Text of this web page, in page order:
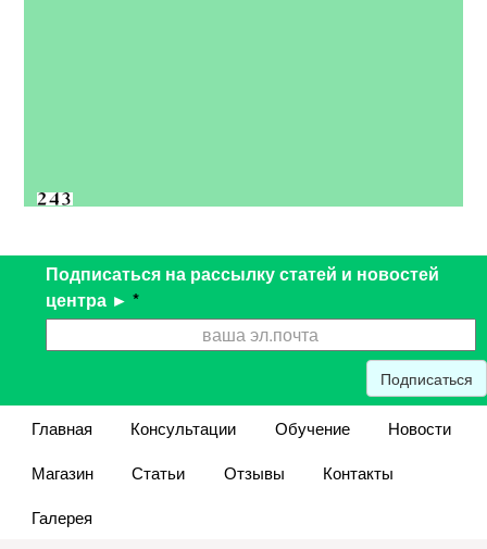
Подписаться на рассылку статей и новостей
центра ► *
Подписаться
Главная Консультации Обучение
Новости
Магазин
Статьи Отзывы
Контакты
Галерея